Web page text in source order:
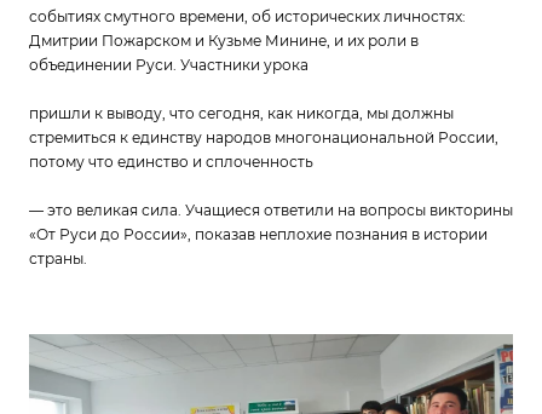
событиях смутного времени, об исторических личностях:
Дмитрии Пожарском и Кузьме Минине, и их роли в
объединении Руси. Участники урока
пришли к выводу, что сегодня, как никогда, мы должны
стремиться к единству народов многонациональной России,
потому что единство и сплоченность
— это великая сила. Учащиеся ответили на вопросы викторины
«От Руси до России», показав неплохие познания в истории
страны.